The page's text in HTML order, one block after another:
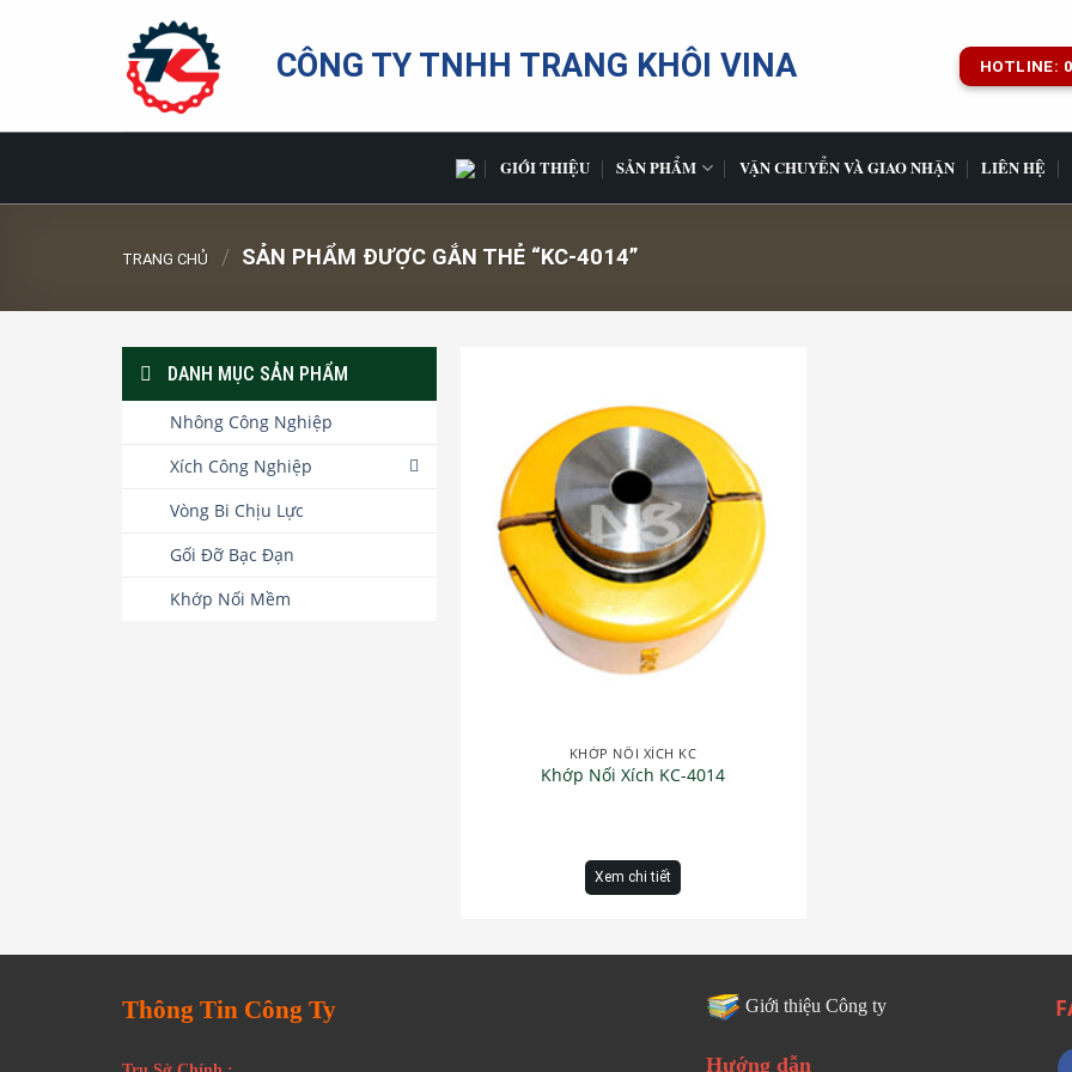
CÔNG TY TNHH TRANG KHÔI VINA HOTLINE:
GIỚI THIỆU SẢN PHẨM VẬN CHUYỂN VÀ GIAO NHẬN LIÊN HỆ
TRANG CHỦ / SẢN PHẨM ĐƯỢC GẮN THẺ “KC-4014”
DANH MỤC SẢN PHẨM
Nhông Công Nghiệp
Xích Công Nghiệp
Vòng Bi Chịu Lực
Gối Đỡ Bạc Đạn
Khớp Nối Mềm
KHỚP NỐI XÍCH KC
Khớp Nối Xích KC-4014
Xem chi tiết
Thông Tin Công Ty Giới thiệu Công ty
Hướng dẫn